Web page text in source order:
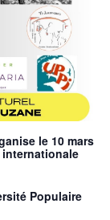
le 10 mars
Populaire